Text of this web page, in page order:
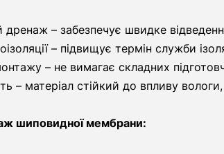
дренаж – забезпечує швидке
– підвищує термін служби
– не вимагає складних
– матеріал стійкий до впливу
шиповидної мембрани: